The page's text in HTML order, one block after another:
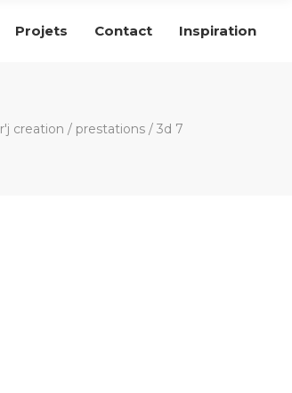
Projets Contact Inspiration
r'j creation / prestations / 3d 7